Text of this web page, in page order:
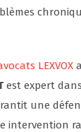
LEXVOX
est expert
une
intervention